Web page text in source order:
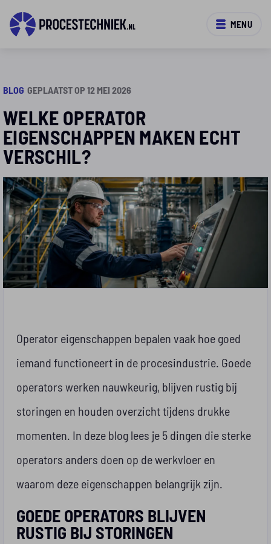
MENU
BLOG GEPLAATST OP 12 MEI 2026
WELKE OPERATOR
EIGENSCHAPPEN MAKEN ECHT
VERSCHIL?
Operator eigenschappen bepalen vaak hoe goed
iemand functioneert in de procesindustrie. Goede
operators werken nauwkeurig, blijven rustig bij
storingen en houden overzicht tijdens drukke
momenten. In deze blog lees je 5 dingen die sterke
operators anders doen op de werkvloer en
waarom deze eigenschappen belangrijk zijn.
GOEDE OPERATORS BLIJVEN
RUSTIG BIJ STORINGEN